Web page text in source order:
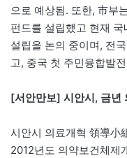
으로 예상됨. 또한, 市부
펀드를 설립했고 현재
설립을 논의 중이며, 전
고, 중국 첫 주민융합발
[서안만보] 시안시, 금년
시안시 의료개혁 領導小
2012년도 의약보건체제